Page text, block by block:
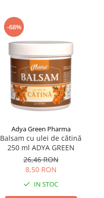
-68%
Adya Green Pharma
Balsam cu ulei de cătină
250 ml ADYA GREEN
26,46 RON
8,50 RON
IN STOC